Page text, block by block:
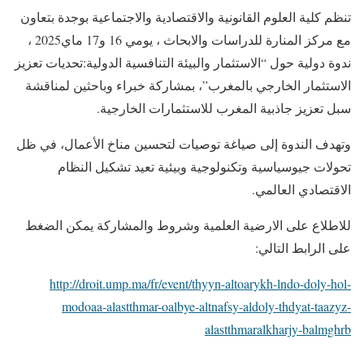
تنظم كلية العلوم القانونية والاقتصادية والاجتماعية بوجدة بتعاون
مع مركز المنارة للدراسات والابحاث ، يومي 16 و17 ماي2025 ،
ندوة دولية حول “الاستثمار والبيئة التنافسية الدولية:تحديات تعزيز
الاستثمار الخارجي بالمغرب”، بمشاركة خبراء وباحثين لمناقشة
سبل تعزيز جاذبية المغرب للاستثمارات الخارجية.
وتهدف الندوة إلى صياغة توصيات لتحسين مناخ الأعمال، في ظل
تحولات جيوسياسية وتكنولوجية وبيئية تعيد تشكيل النظام
الاقتصادي العالمي.
للاطلاع على الارضية العلمية وشروط والمشاركة يمكن الضغط
على الرابط التالي:
http://droit.ump.ma/fr/event/thyyn-altoarykh-lndo-doly-hol-
modoaa-alastthmar-oalbye-altnafsy-aldoly-thdyat-taazyz-
alastthmaralkharjy-balmghrb